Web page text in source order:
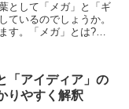
として「メガ」と「ギ
ているのでしょうか。
す。「メガ」とは?
「アイディア」の
りやすく解釈